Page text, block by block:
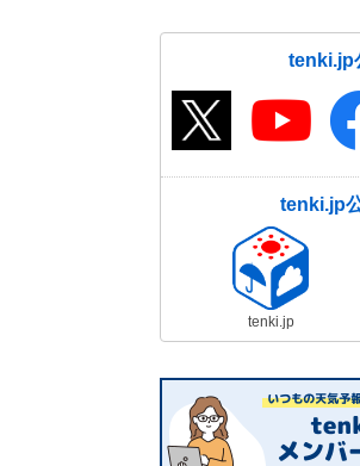
tenki.jp
tenki.jp
tenki.jp